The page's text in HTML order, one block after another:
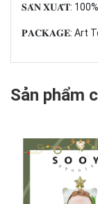
𝐒𝐀̉𝐍 𝐗𝐔𝐀̂́𝐓:
𝐏𝐀𝐂𝐊𝐀𝐆𝐄: Art
Sản phẩm